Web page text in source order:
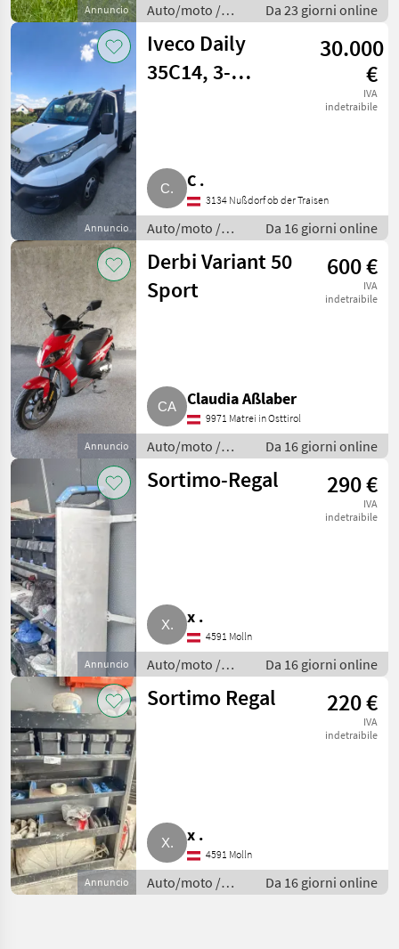
Annuncio
Auto/moto /
Altre auto e
moto
Da 23 giorni online
Annuncio
Iveco Daily
35C14, 3-
30.000
€
IVA
indetraibile
C .
3134 Nußdorf ob der Traisen
Auto/moto /
Altre auto e
moto
Da 16 giorni online
Annuncio
Derbi Variant 50
Sport
600 €
IVA
indetraibile
Claudia Aßlaber
9971 Matrei in Osttirol
Auto/moto /
Altre auto e
moto
Da 16 giorni online
Annuncio
Sortimo-Regal 290 €
IVA
indetraibile
x .
4591 Molln
Auto/moto /
Altre auto e
moto
Da 16 giorni online
Annuncio
Sortimo Regal 220 €
IVA
indetraibile
x .
4591 Molln
Auto/moto /
Altre auto e
Da 16 giorni online